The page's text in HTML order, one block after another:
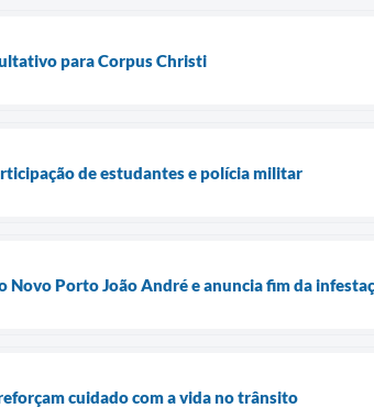
para Corpus Christi
de estudantes e polícia militar
Porto João André e anuncia fim da
cuidado com a vida no trânsito